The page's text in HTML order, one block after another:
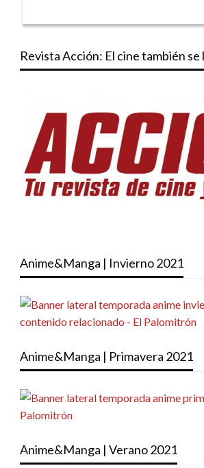
Revista Acción: El cine también se
Anime&Manga | Invierno 2021
Anime&Manga | Primavera 2021
Anime&Manga | Verano 2021